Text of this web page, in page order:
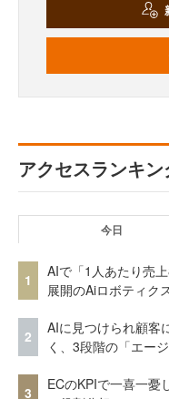
アクセスランキン
今日
1
AIで「1人あたり売
展開のAiロボティク
2
AIに見つけられ顧客
く、3段階の「エー
3
ECのKPIで一喜一憂